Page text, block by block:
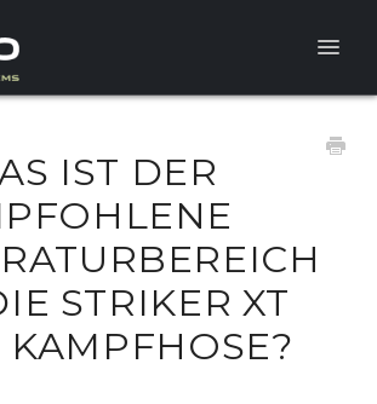
Toggle
IST DER
STRIKER XT
KAMPFHOSE?